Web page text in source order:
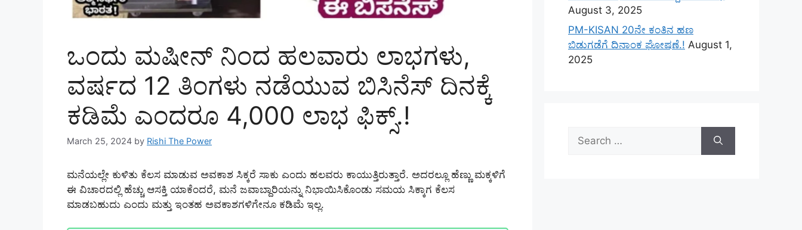
ಒಂದು ಮಷೀನ್ ನಿಂದ ಹಲವಾರು ಲಾಭಗಳು,
ವರ್ಷದ 12 ತಿಂಗಳು ನಡೆಯುವ ಬಿಸಿನೆಸ್ ದಿನಕ್ಕೆ
ಕಡಿಮೆ ಎಂದರೂ 4,000 ಲಾಭ ಫಿಕ್ಸ್.!
March 25, 2024 by Rishi The Power
ಮನೆಯಲ್ಲೇ ಕುಳಿತು ಕೆಲಸ ಮಾಡುವ ಅವಕಾಶ ಸಿಕ್ಕರೆ ಸಾಕು ಎಂದು ಹಲವರು ಕಾಯುತ್ತಿರುತ್ತಾರೆ. ಅದರಲ್ಲೂ ಹೆಣ್ಣು ಮಕ್ಕಳಿಗೆ
ಈ ವಿಚಾರದಲ್ಲಿ ಹೆಚ್ಚು ಆಸಕ್ತಿ ಯಾಕೆಂದರೆ, ಮನೆ ಜವಾಬ್ದಾರಿಯನ್ನು ನಿಭಾಯಿಸಿಕೊಂಡು ಸಮಯ ಸಿಕ್ಕಾಗ ಕೆಲಸ
ಮಾಡಬಹುದು ಎಂದು ಮತ್ತು ಇಂತಹ ಅವಕಾಶಗಳಿಗೇನೂ ಕಡಿಮೆ ಇಲ್ಲ.
August 3, 2025
PM-KISAN 20ನೇ ಕಂತಿನ ಹಣ
ಬಿಡುಗಡೆಗೆ ದಿನಾಂಕ ಘೋಷಣೆ.! August 1,
2025
Search
for: